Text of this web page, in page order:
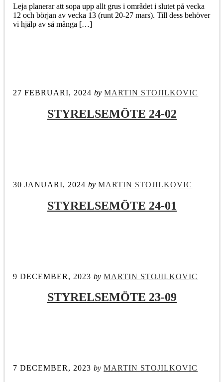
Leja planerar att sopa upp allt grus i området i slutet på vecka
12 och början av vecka 13 (runt 20-27 mars). Till dess behöver
vi hjälp av så många […]
27 FEBRUARI, 2024 by MARTIN STOJILKOVIC
STYRELSEMÖTE 24-02
30 JANUARI, 2024 by MARTIN STOJILKOVIC
STYRELSEMÖTE 24-01
9 DECEMBER, 2023 by MARTIN STOJILKOVIC
STYRELSEMÖTE 23-09
7 DECEMBER, 2023 by MARTIN STOJILKOVIC